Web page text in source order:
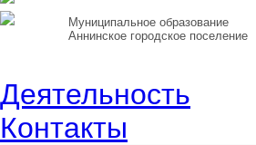
Муниципальное образование
Аннинское городское поселение
Деятельность
Контакты